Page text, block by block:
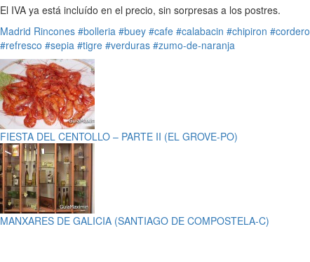
El IVA ya está incluído en el precio, sin sorpresas a los postres.
Madrid Rincones #bolleria #buey #cafe #calabacin #chipiron #cordero
#refresco #sepia #tigre #verduras #zumo-de-naranja
FIESTA DEL CENTOLLO – PARTE II (EL GROVE-PO)
MANXARES DE GALICIA (SANTIAGO DE COMPOSTELA-C)